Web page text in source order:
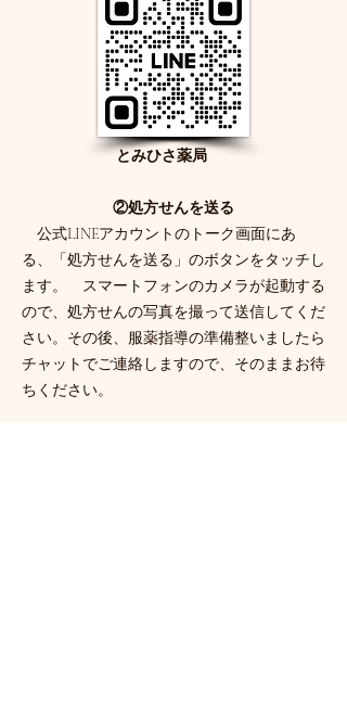
とみひさ薬局
​②処方せんを送る
公式LINEアカウントのトーク画面にあ
る、「処方せんを送る」のボタンをタッチし
ます。 スマートフォンのカメラが起動する
ので、処方せんの写真を撮って送信してくだ
さい。その後、服薬指導の準備整いましたら
チャットでご連絡しますので、そのままお待
ちください。​​